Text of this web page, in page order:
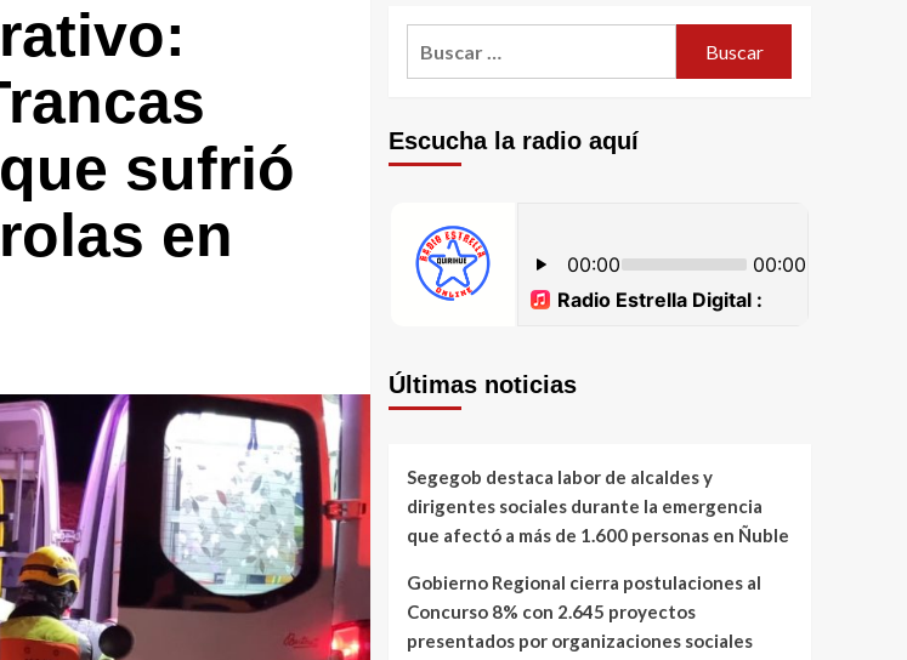
sufrió
en
Escucha la radio aquí
Últimas noticias
Segegob destaca labor de alcaldes y
dirigentes sociales durante la emergencia
que afectó a más de 1.600 personas en Ñuble
Gobierno Regional cierra postulaciones al
Concurso 8% con 2.645 proyectos
presentados por organizaciones sociales